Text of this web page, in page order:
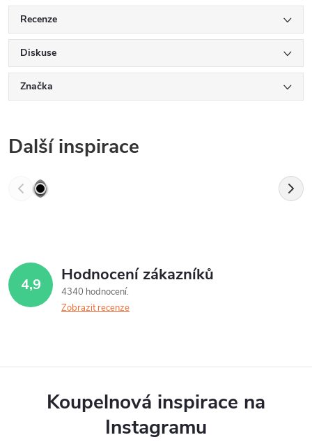
Recenze
Diskuse
Značka
Další inspirace
4,9 Hodnocení zákazníků
4340 hodnocení
Zobrazit recenze
Koupelnová inspirace na
Instagramu